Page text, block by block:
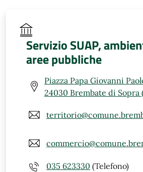
Servizio SUAP,
aree pubbliche
Piazza Papa Giovanni
24030 Brembate di Sopra
035 623330 (Telefono)